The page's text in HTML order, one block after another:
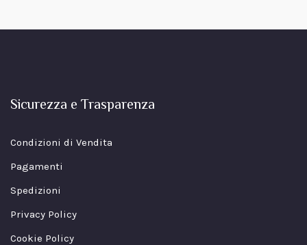
Sicurezza e Trasparenza
Condizioni di Vendita
Pagamenti
Spedizioni
Privacy Policy
Cookie Policy